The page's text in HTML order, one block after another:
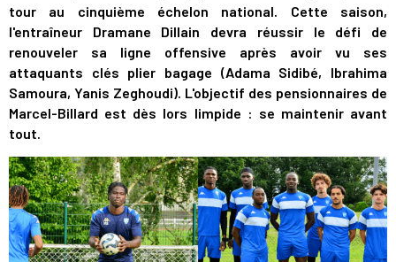
tour au cinquième échelon national. Cette saison,
l'entraîneur Dramane Dillain devra réussir le défi de
renouveler sa ligne offensive après avoir vu ses
attaquants clés plier bagage (Adama Sidibé, Ibrahima
Samoura, Yanis Zeghoudi). L'objectif des pensionnaires de
Marcel-Billard est dès lors limpide : se maintenir avant
tout.